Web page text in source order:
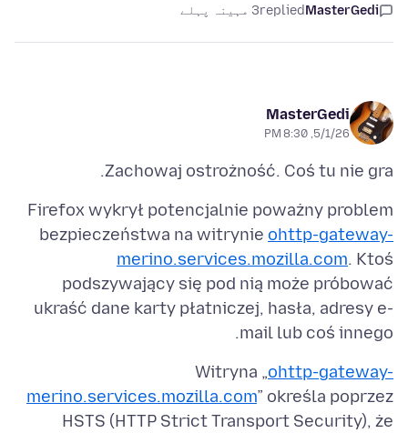
MasterGedi
replied3 مہینہ پہلے
MasterGedi
5/1/26, 8:30 PM
Zachowaj ostrożność. Coś tu nie gra.
Firefox wykrył potencjalnie poważny problem
bezpieczeństwa na witrynie ohttp-gateway-
merino.services.mozilla.com. Ktoś
podszywający się pod nią może próbować
ukraść dane karty płatniczej, hasła, adresy e-
mail lub coś innego.
Witryna „ohttp-gateway-
merino.services.mozilla.com” określa poprzez
HSTS (HTTP Strict Transport Security), że